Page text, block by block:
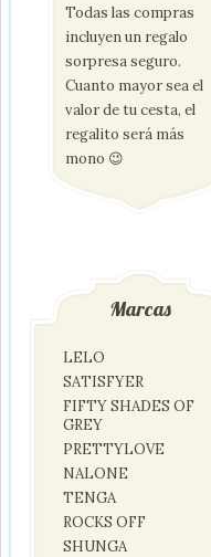
Todas las compras
incluyen un regalo
sorpresa seguro.
Cuanto mayor sea el
valor de tu cesta, el
regalito será más
mono 😉
Marcas
LELO
SATISFYER
FIFTY SHADES OF
GREY
PRETTYLOVE
NALONE
TENGA
ROCKS OFF
SHUNGA